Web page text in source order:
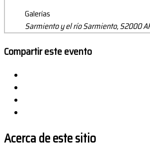
Galerías
Sarmiento y el río Sarmiento, S2000
Compartir este evento
Acerca de este sitio